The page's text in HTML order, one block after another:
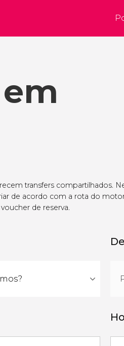
Unido
transfers compartilhados.
de acordo com a rota do
de reserva.